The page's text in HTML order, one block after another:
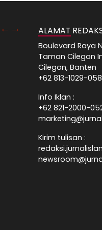
ALAMAT
Boulevard Raya
Taman Cilegon
Cilegon, Banten
+62 813-1029-
Info Iklan :
+62 821-2000-
Kirim tulisan :